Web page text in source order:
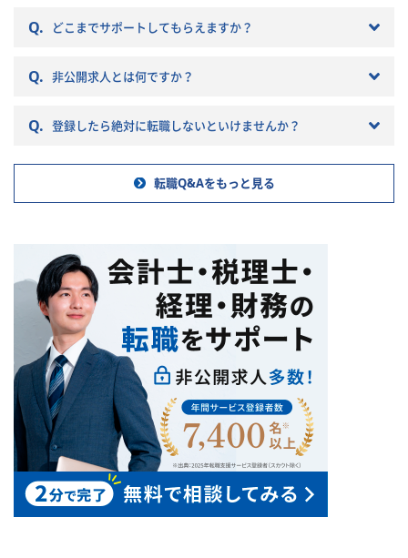
■就業場所の変更の範囲：会社の
ります
のため
税理士法人を選ぶとこんな筈で
税理士法人の特徴や税理士法人
さい。
Q. どこまでサポートしてもらえますか？
Q. 非公開求人とは何ですか？
Q. 登録したら絶対に転職しないといけませんか？
転職Q&Aをもっと見る